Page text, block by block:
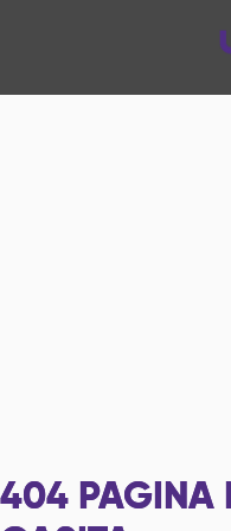
404 PAGINA